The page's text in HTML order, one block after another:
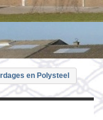
en Polysteel